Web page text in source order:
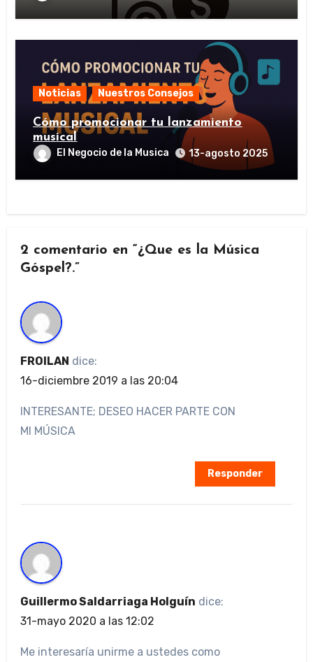
Noticias Nuestros Consejos
Cómo promocionar tu lanzamiento
musical
El Negocio de la Musica 13-agosto 2025
2 comentario en “¿Que es la Música
Góspel?.”
FROILAN dice:
16-diciembre 2019 a las 20:04
INTERESANTE; DESEO HACER PARTE CON
MI MÚSICA
Responder
Guillermo Saldarriaga Holguín dice:
31-mayo 2020 a las 12:02
Me interesaría unirme a ustedes como